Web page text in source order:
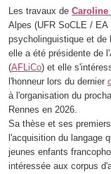
Les travaux de Caroline
Alpes (UFR SoCLE /
psycholinguistique et de
elle a été présidente de
(AFLiCo) et elle
l'honneur lors du dernier
à l'organisation du
Rennes en 2026.
Sa thèse et ses
l'acquisition du langage
jeunes enfants
intéressée aux corpus